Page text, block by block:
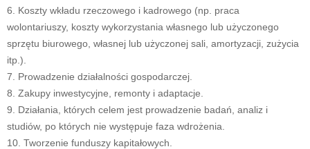
6. Koszty wkładu rzeczowego i kadrowego (np. praca
wolontariuszy, koszty wykorzystania własnego lub użyczonego
sprzętu biurowego, własnej lub użyczonej sali, amortyzacji, zużycia
itp.).
7. Prowadzenie działalności gospodarczej.
8. Zakupy inwestycyjne, remonty i adaptacje.
9. Działania, których celem jest prowadzenie badań, analiz i
studiów, po których nie występuje faza wdrożenia.
10. Tworzenie funduszy kapitałowych.